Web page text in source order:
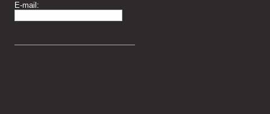
E-mail: